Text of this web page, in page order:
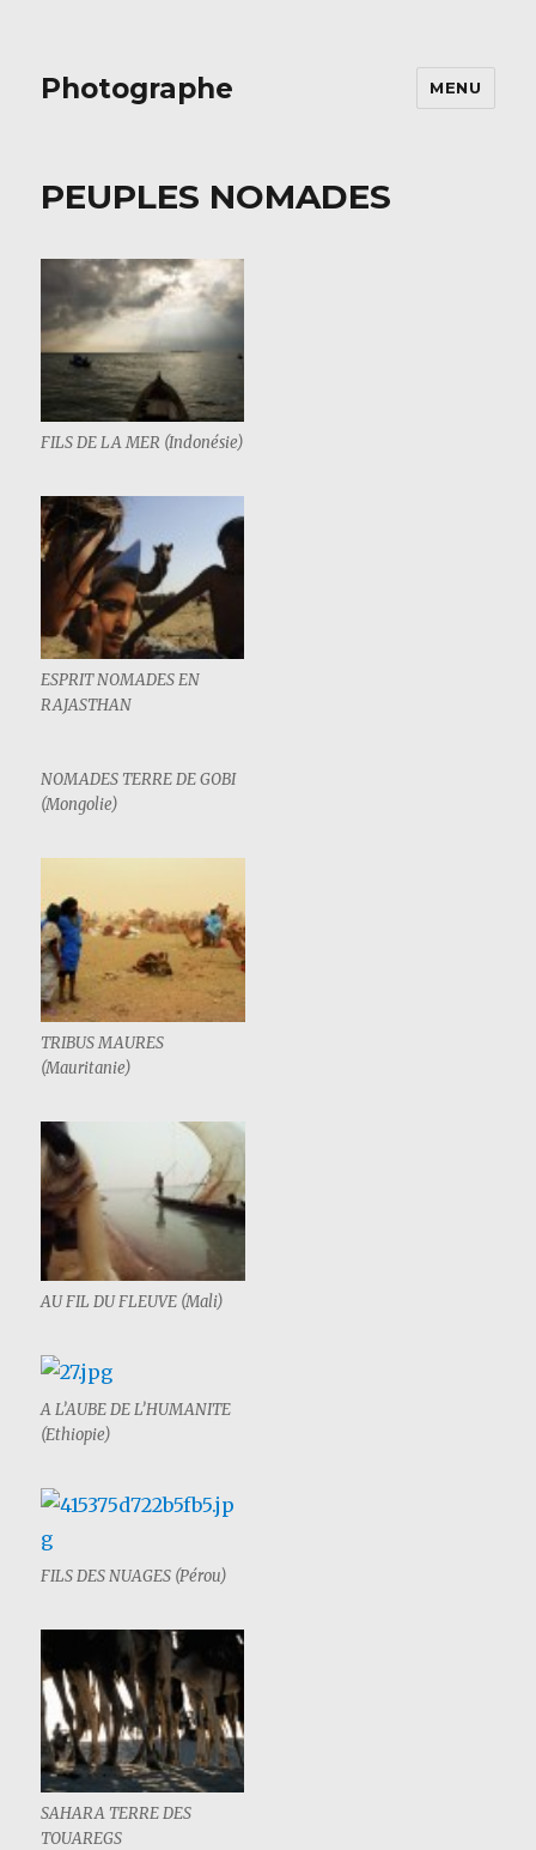
Photographe MENU
PEUPLES NOMADES
FILS DE LA MER (Indonésie)
ESPRIT NOMADES EN
RAJASTHAN
NOMADES TERRE DE GOBI
(Mongolie)
TRIBUS MAURES
(Mauritanie)
AU FIL DU FLEUVE (Mali)
A L’AUBE DE L’HUMANITE
(Ethiopie)
FILS DES NUAGES (Pérou)
SAHARA TERRE DES
TOUAREGS